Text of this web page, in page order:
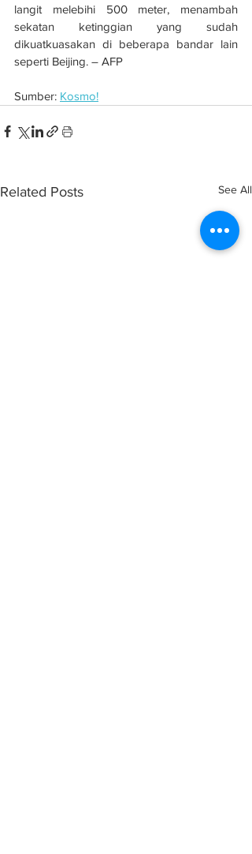
langit melebihi 500 meter, menambah
sekatan ketinggian yang sudah
dikuatkuasakan di beberapa bandar lain
seperti Beijing. – AFP
Sumber: Kosmo!
Related Posts See All